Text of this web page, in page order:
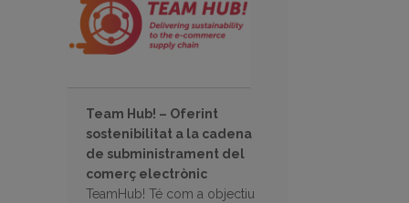
Team Hub! – Oferint
sostenibilitat a la cadena
de subministrament del
comerç electrònic
TeamHub! Té com a objectiu